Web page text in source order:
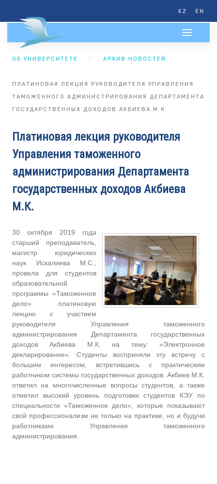
KZ EN
ОБ УНИВЕРСИТЕТЕ АРХИВ НОВОСТЕЙ
ПЛАТИНОВАЯ ЛЕКЦИЯ РУКОВОДИТЕЛЯ УПРАВЛЕНИЯ
ТАМОЖЕННОГО АДМИНИСТРИРОВАНИЯ ДЕПАРТАМЕНТА
ГОСУДАРСТВЕННЫХ ДОХОДОВ АКБИЕВА М.К.
Платиновая лекция руководителя
Управления таможенного
администрирования Департамента
государственных доходов Акбиева
М.К.
30 октября 2019 года
старший преподаватель,
магистр юридических
наук Искалиева М.С.,
провела для студентов
образовательной
программы «Таможенное
дело» платиновую
лекцию с участием
руководителя Управления таможенного
администрирования Департамента государственных
доходов Акбиева М.К. на тему: «Электронное
декларирование». Студенты восприняли эту встречу с
большим интересом, встретившись с практическим
работником системы государственных доходов. Акбиев М.К.
ответил на многочисленные вопросы студентов, а также
отметил высокий уровень подготовки студентов КЭУ по
специальности «Таможенное дело», которые показывают
свой профессионализм не только на практике, но и будучи
работниками Управления таможенного
администрирования.